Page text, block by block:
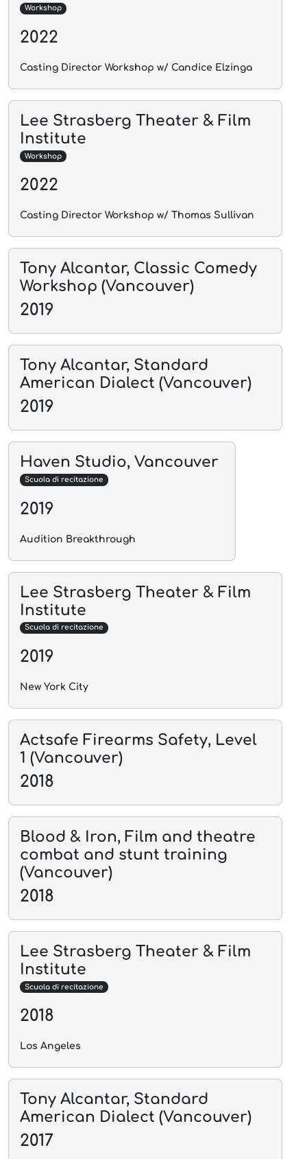
Workshop
2022
Casting Director Workshop w/ Candice Elzinga
Lee Strasberg Theater & Film
Institute
Workshop
2022
Casting Director Workshop w/ Thomas Sullivan
Tony Alcantar, Classic Comedy
Workshop (Vancouver)
2019
Tony Alcantar, Standard
American Dialect (Vancouver)
2019
Haven Studio, Vancouver
Scuola di recitazione
2019
Audition Breakthrough
Lee Strasberg Theater & Film
Institute
Scuola di recitazione
2019
New York City
Actsafe Firearms Safety, Level
1 (Vancouver)
2018
Blood & Iron, Film and theatre
combat and stunt training
(Vancouver)
2018
Lee Strasberg Theater & Film
Institute
Scuola di recitazione
2018
Los Angeles
Tony Alcantar, Standard
American Dialect (Vancouver)
2017